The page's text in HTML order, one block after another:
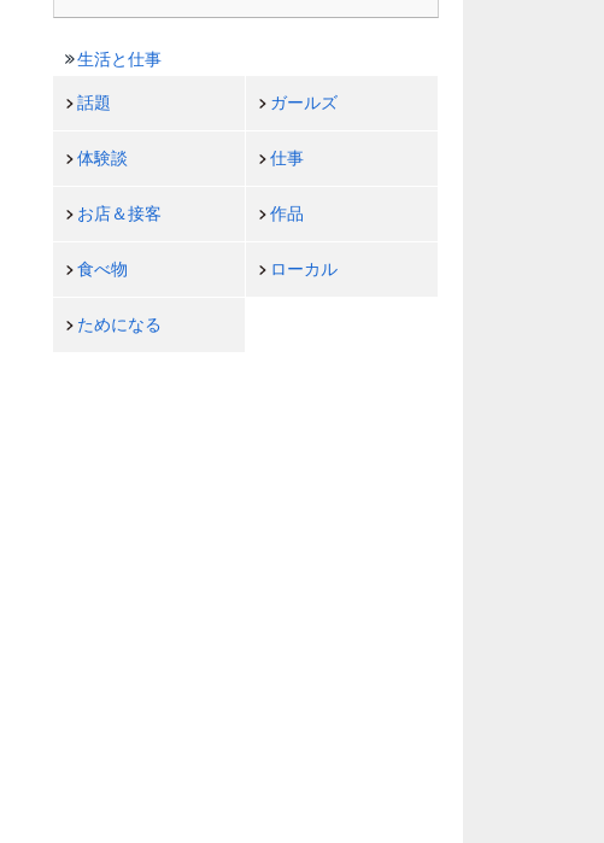
生活と仕事
話題 ガールズ
体験談 仕事
お店＆接客 作品
食べ物 ローカル
ためになる